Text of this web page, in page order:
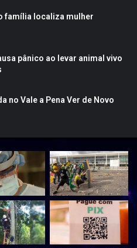
família localiza mulher
pânico ao levar animal vivo
no Vale a Pena Ver de Novo